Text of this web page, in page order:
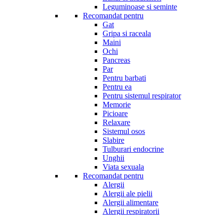
Leguminoase si seminte
Recomandat pentru
Gat
Gripa si raceala
Maini
Ochi
Pancreas
Par
Pentru barbati
Pentru ea
Pentru sistemul respirator
Memorie
Picioare
Relaxare
Sistemul osos
Slabire
Tulburari endocrine
Unghii
Viata sexuala
Recomandat pentru
Alergii
Alergii ale pielii
Alergii alimentare
Alergii respiratorii